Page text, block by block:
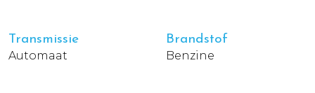
Transmissie
Automaat
Brandstof
Benzine